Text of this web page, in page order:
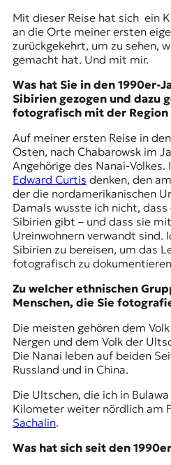
Mit dieser Reise hat sich ein
an die Orte meiner ersten
zurückgekehrt, um zu sehen,
gemacht hat. Und mit mir.
Was hat Sie in den 1990er-
Sibirien gezogen und dazu
fotografisch mit der Region
Auf meiner ersten Reise in
Osten, nach Chabarowsk im
Angehörige des Nanai-
Edward Curtis denken, den
der die nordamerikanischen
Damals wusste ich nicht,
Sibirien gibt – und dass sie
Ureinwohnern verwandt sind.
Sibirien zu bereisen, um das
fotografisch zu
Zu welcher ethnischen
Menschen, die Sie
Die meisten gehören dem
Nergen und dem Volk der
Die Nanai leben auf beiden
Russland und in China.
Die Ultschen, die ich in
Kilometer weiter nördlich am
Sachalin.
Was hat sich seit den